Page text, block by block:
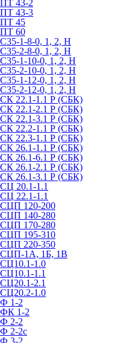
ПТ 43-2
ПТ 43-3
ПТ 45
ПТ 60
С35-1-8-0, 1, 2, Н
С35-2-8-0, 1, 2, Н
С35-1-10-0, 1, 2, Н
С35-2-10-0, 1, 2, Н
С35-1-12-0, 1, 2, Н
С35-2-12-0, 1, 2, Н
СК 22.1-1.1 Р (СБК)
СК 22.1-2.1 Р (СБК)
СК 22.1-3.1 Р (СБК)
СК 22.2-1.1 Р (СБК)
СК 22.3-1.1 Р (СБК)
СК 26.1-1.1 Р (СБК)
СК 26.1-6.1 Р (СБК)
СК 26.1-2.1 Р (СБК)
СК 26.1-3.1 Р (СБК)
СЦ 20.1-1.1
СЦ 22.1-1.1
СЦП 120-200
СЦП 140-280
СЦП 170-280
СЦП 195-310
СЦП 220-350
СЦП-1А, 1Б, 1В
СЦ10.1-1.0
СЦ10.1-1.1
СЦ20.1-2.1
СЦ20.2-1.0
Ф 1-2
ФК 1-2
Ф 2-2
Ф 2-2с
Ф 3-2